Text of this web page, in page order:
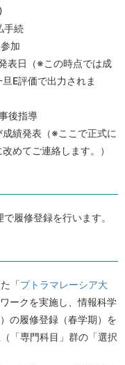
手続
加
日（※この時点では成
E評価で出力されま
後指導
績発表（※ここで正式に
めてご連絡します。）
履修登録を行います。
「プトラマレーシア大
ークを実施し、情報科学
の履修登録（春学期）を
「専門科目」群の「選択